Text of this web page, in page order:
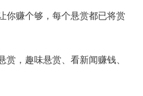
你赚个够，每个悬赏都已将赏
，趣味悬赏、看新闻赚钱、